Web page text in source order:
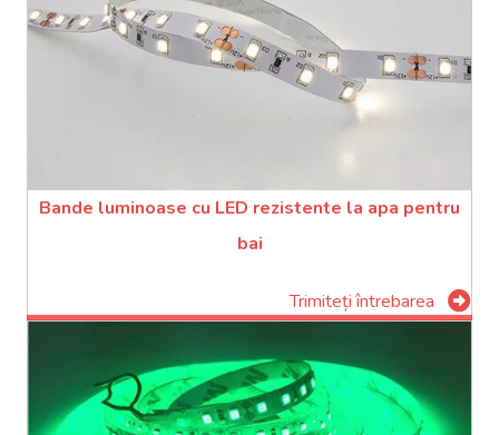
Bande luminoase cu LED rezistente la apa pentru
bai
Trimiteți întrebarea